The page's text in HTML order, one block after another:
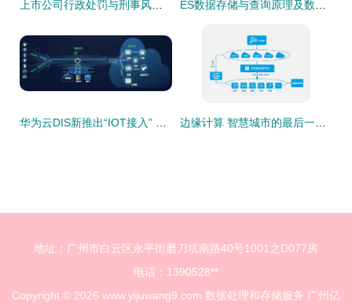
地址：广州市白云区永平街磨刀坑南路40号1001之D077房
电话：1390528**
Copyright © 2026 www.yijuwang9.com 数据处理和存储服务 广州亿